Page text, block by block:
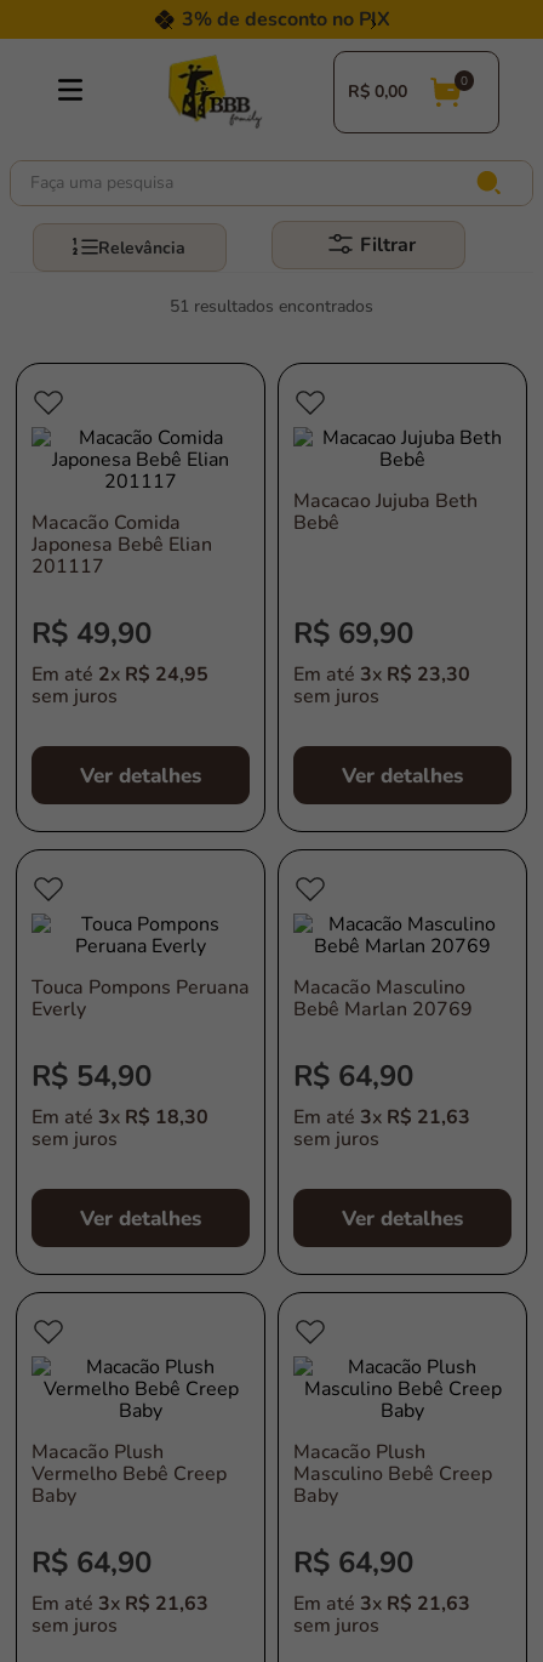
3% de desconto no PIX
R$0,00
Faça uma pesquisa
Relevância Filtrar
51
Macacão Comida
Japonesa Bebê Elian
201117
R$ 49,90
Em até 2x R$ 24,95
sem juros
Ver detalhes
Macacao Jujuba Beth
Bebê
R$ 69,90
Em até 3x R$ 23,30
sem juros
Ver detalhes
Touca Pompons Peruana
Everly
R$ 54,90
Em até 3x R$ 18,30
sem juros
Ver detalhes
Macacão Masculino
Bebê Marlan 20769
R$ 64,90
Em até 3x R$ 21,63
sem juros
Ver detalhes
Macacão Plush
Vermelho Bebê Creep
Baby
R$ 64,90
Em até 3x R$ 21,63
sem juros
Macacão Plush
Masculino Bebê Creep
Baby
R$ 64,90
Em até 3x R$ 21,63
sem juros